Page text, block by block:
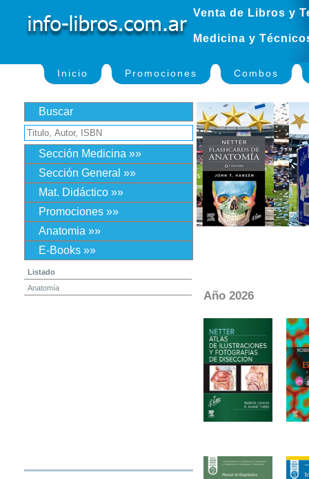
Venta de Libros y
Medicina y
Inicio Promociones Combos
Buscar
Sección Medicina »»
Sección General »»
Mat. Didáctico »»
Promociones »»
Anatomia »»
E-Books »»
Listado
Anatomía
Año 2026